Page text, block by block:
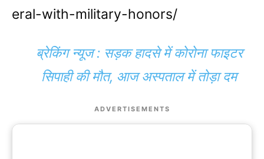
eral-with-military-honors/
ब्रेकिंग न्यूज : सड़क हादसे में कोरोना फाइटर
सिपाही की मौत, आज अस्पताल में तोड़ा दम
ADVERTISEMENTS